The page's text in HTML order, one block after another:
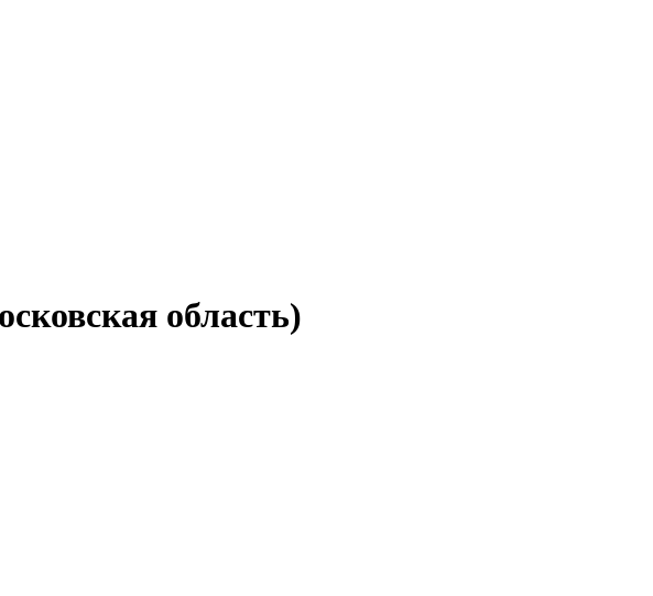
область)